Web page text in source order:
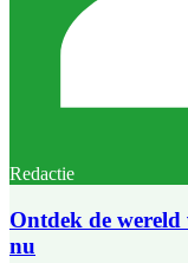
Redactie
Ontdek de
nu